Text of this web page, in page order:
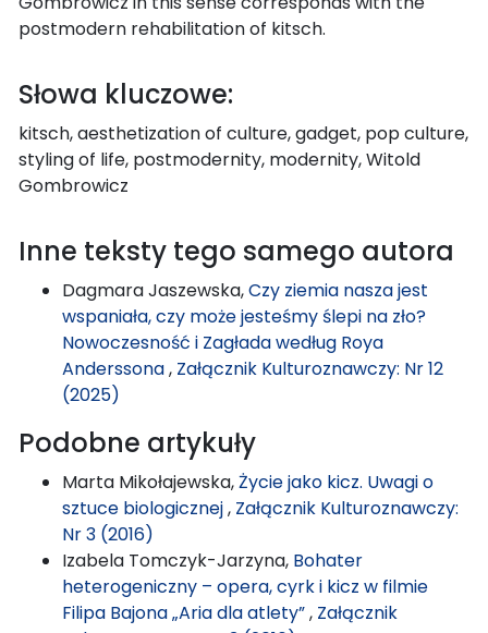
postmodern rehabilitation of kitsch.
Słowa kluczowe:
kitsch, aesthetization of culture, gadget, pop culture,
styling of life, postmodernity, modernity, Witold
Gombrowicz
Inne teksty tego samego autora
Dagmara Jaszewska,Czy ziemia nasza jest
wspaniała, czy może jesteśmy ślepi na zło?
Nowoczesność i Zagłada według Roya
Anderssona, Załącznik Kulturoznawczy: Nr 12
(2025)
Podobne artykuły
Marta Mikołajewska,Życie jako kicz. Uwagi o
sztuce biologicznej, Załącznik Kulturoznawczy:
Nr 3 (2016)
Izabela Tomczyk-Jarzyna, Bohater
heterogeniczny – opera, cyrk i kicz w filmie
Filipa Bajona „Aria dla atlety”, Załącznik